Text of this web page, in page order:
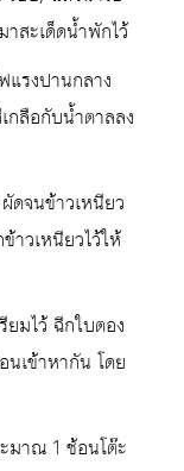
สะเด็ดน้ำพักไว้
แรงปานกลาง
กลือกับน้ำตาลลง
ดจนข้าวเหนียว
วเหนียวไว้ให้
มไว้ ฉีกใบตอง
เข้าหากัน โดย
มาณ 1 ช้อนโต๊ะ